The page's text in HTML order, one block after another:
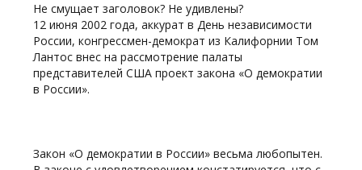
Не смущает заголовок? Не удивлены?
12 июня 2002 года, аккурат в День независимости
России, конгрессмен-демократ из Калифорнии Том
Лантос внес на рассмотрение палаты
представителей США проект закона «О демократии
в России».
Закон «О демократии в России» весьма любопытен.